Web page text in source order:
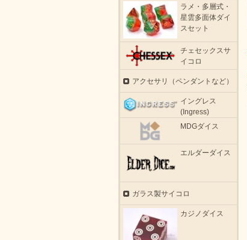
ラメ・多層式・
星雲多面体ダイ
スセット
チェセックスサ
イコロ
アクセサリ（ペンダントなど）
イングレス
(Ingress)
MDGダイス
エルダーダイス
ガラス製サイコロ
カジノダイス